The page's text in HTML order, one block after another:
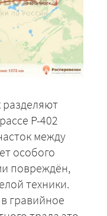
Р-402
между
особого
повреждён,
техники.
гравийное